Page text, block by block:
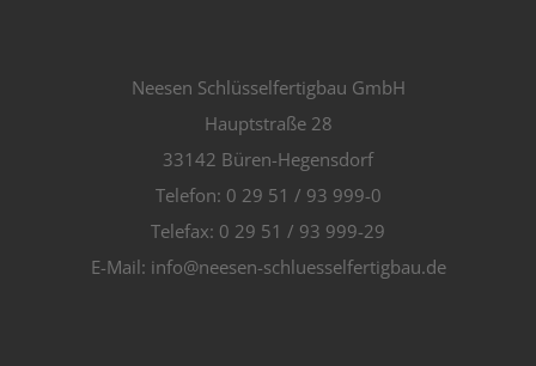
Neesen Schlüsselfertigbau GmbH
Hauptstraße 28
33142 Büren-Hegensdorf
Telefon: 0 29 51 / 93 999-0
Telefax: 0 29 51 / 93 999-29
E-Mail: info@neesen-schluesselfertigbau.de